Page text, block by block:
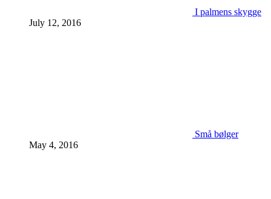
I palmens skygge
July 12, 2016
Små bølger
May 4, 2016